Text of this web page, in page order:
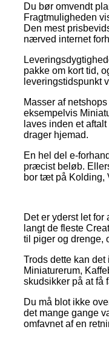
Du bør omvendt
Fragtmuligheden
Den mest
nærved internet
pakke om kort tid,
leveringstidspunkt
Masser af
eksempelvis
laves inden et
drager hjemad.
En hel del e-
præcist beløb.
bor tæt på Kolding,
Det er yderst let
langt de fleste
til piger og drenge,
Trods dette kan
Miniaturerum,
skudsikker på at få
Du må blot ikke
det mange gange
omfavnet af en